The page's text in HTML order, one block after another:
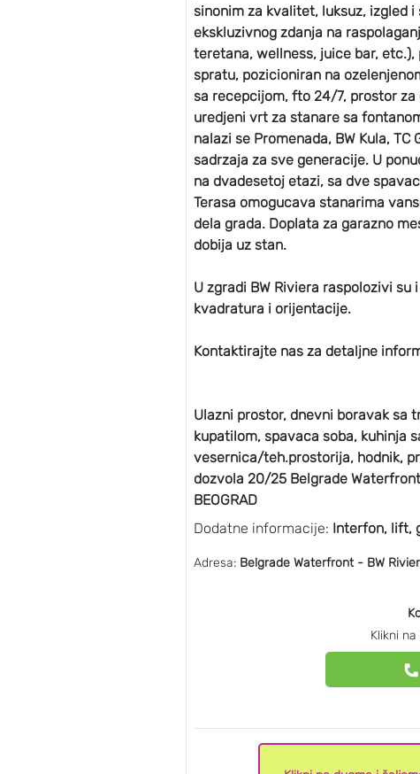
sinonim za kvalitet, luksuz, izgled
ekskluzivnog zdanja na
teretana, wellness, juice bar,
spratu, pozicioniran na
sa recepcijom, fto 24/7, prostor
uredjeni vrt za stanare sa
nalazi se Promenada, BW Kula,
sadrzaja za sve generacije. U
na dvadesetoj etazi, sa dve
Terasa omogucava stanarima
dela grada. Doplata za garazno
dobija uz stan.
U zgradi BW Riviera raspolozivi
kvadratura i orijentacije.
Kontaktirajte nas za detaljne
Ulazni prostor, dnevni boravak sa
kupatilom, spavaca soba, kuhinja
vesernica/teh.prostorija, hodnik,
dozvola 20/25 Belgrade
BEOGRAD
Dodatne informacije: Interfon, lift,
Adresa: Belgrade Waterfront - BW
Klikni